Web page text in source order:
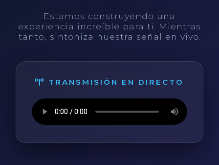
Estamos construyendo una
experiencia increíble para ti. Mientras
tanto, sintoniza nuestra señal en vivo.
TRANSMISIÓN EN DIRECTO